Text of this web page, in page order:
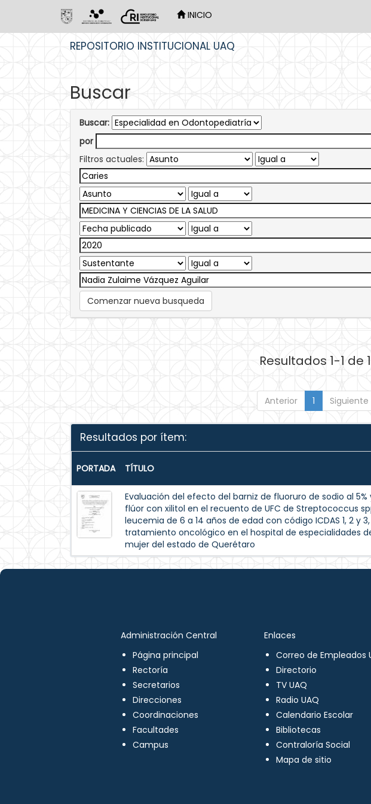
INICIO
REPOSITORIO INSTITUCIONAL UAQ
Buscar
Buscar:
por
Filtros actuales:
Comenzar nueva busqueda
Resultados 1-1 de
Anterior 1 Siguiente
Resultados por ítem:
PORTADA TÍTULO
Evaluación del efecto del barniz de fluoruro de sodio al 5%
flúor con xilitol en el recuento de UFC de Streptococcus
leucemia de 6 a 14 años de edad con código ICDAS 1, 2 y
tratamiento oncológico en el hospital de especialidades
mujer del estado de Querétaro
Administración Central
Página principal
Rectoría
Secretarios
Direcciones
Coordinaciones
Facultades
Campus
Enlaces
Correo de Empleados
Directorio
TV UAQ
Radio UAQ
Calendario Escolar
Bibliotecas
Contraloría Social
Mapa de sitio